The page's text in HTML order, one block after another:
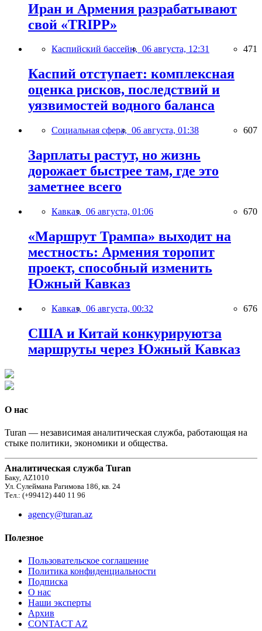
Иран и Армения разрабатывают
свой «TRIPP»
Каспийский бассейн, 06 августа, 12:31 471
Каспий отступает: комплексная
оценка рисков, последствий и
уязвимостей водного баланса
Социальная сфера, 06 августа, 01:38 607
Зарплаты растут, но жизнь
дорожает быстрее там, где это
заметнее всего
Кавказ, 06 августа, 01:06 670
«Маршрут Трампа» выходит на
местность: Армения торопит
проект, способный изменить
Южный Кавказ
Кавказ, 06 августа, 00:32 676
США и Китай конкурируютза
маршруты через Южный Кавказ
О нас
Turan — независимая аналитическая служба, работающая на
стыке политики, экономики и общества.
Аналитическая служба Turan
Баку, AZ1010
Ул. Сулеймана Рагимова 186, кв. 24
Тел.: (+99412) 440 11 96
agency@turan.az
Полезное
Пользовательское соглашение
Политика конфиденциальности
Подписка
О нас
Наши эксперты
Архив
CONTACT AZ